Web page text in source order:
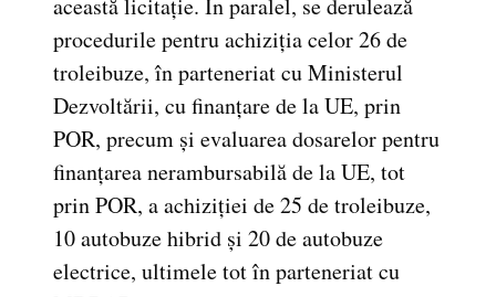
procedurile pentru achiziția celor 26 de
troleibuze, în parteneriat cu Ministerul
Dezvoltării, cu finanțare de la UE, prin
POR, precum și evaluarea dosarelor pentru
finanțarea nerambursabilă de la UE, tot
prin POR, a achiziției de 25 de troleibuze,
10 autobuze hibrid și 20 de autobuze
electrice, ultimele tot în parteneriat cu